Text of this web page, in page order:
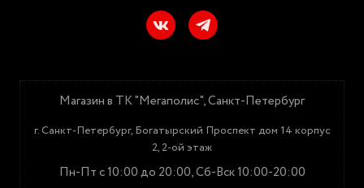
Магазин в ТК "Мегаполис", Санкт-Петербург
г. Санкт-Петербург, Богатырский Проспект дом 14 корпус
2, 2-ой этаж
Пн-Пт с 10:00 до 20:00, Сб-Вск 10:00-20:00